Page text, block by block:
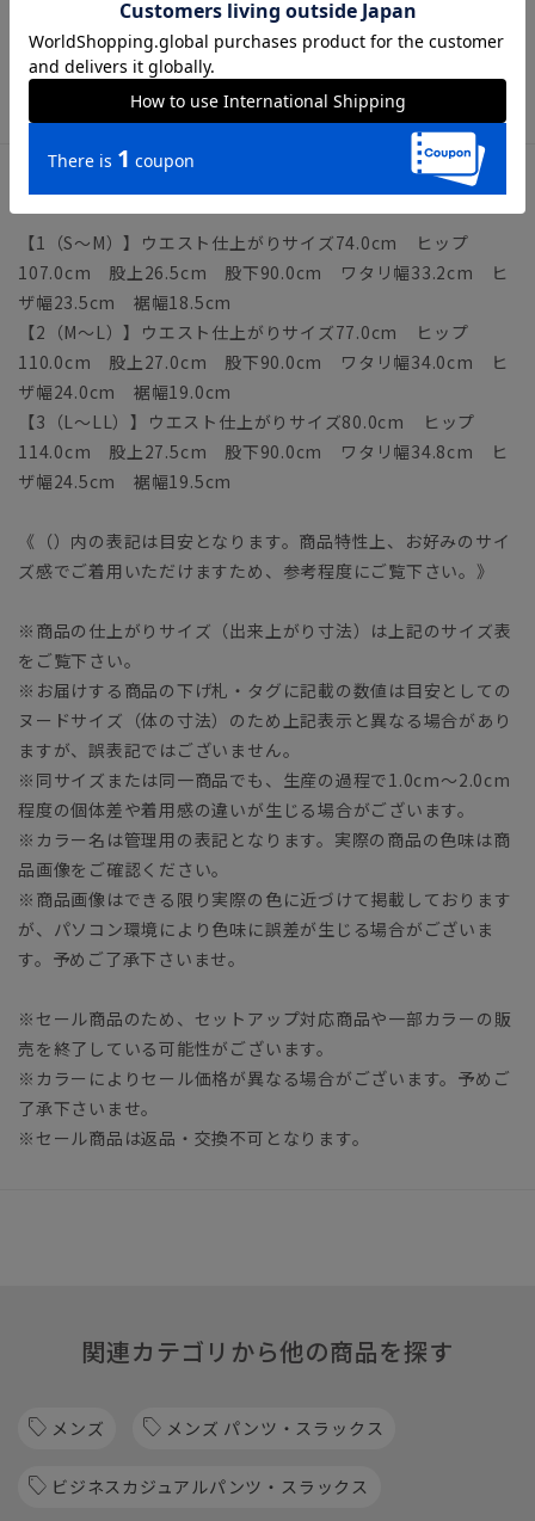
【洗濯表示】ドライクリーニング・家庭洗濯可《洗濯機可（ネ
ット使用・弱水流）》
ウォッシャブル商品のお取扱いについて
サイズ詳細
【1（S～M）】ウエスト仕上がりサイズ74.0cm ヒップ
107.0cm 股上26.5cm 股下90.0cm ワタリ幅33.2cm ヒ
ザ幅23.5cm 裾幅18.5cm
【2（M～L）】ウエスト仕上がりサイズ77.0cm ヒップ
110.0cm 股上27.0cm 股下90.0cm ワタリ幅34.0cm ヒ
ザ幅24.0cm 裾幅19.0cm
【3（L～LL）】ウエスト仕上がりサイズ80.0cm ヒップ
114.0cm 股上27.5cm 股下90.0cm ワタリ幅34.8cm ヒ
ザ幅24.5cm 裾幅19.5cm
《（）内の表記は目安となります。商品特性上、お好みのサイ
ズ感でご着用いただけますため、参考程度にご覧下さい。》
※商品の仕上がりサイズ（出来上がり寸法）は上記のサイズ表
をご覧下さい。
※お届けする商品の下げ札・タグに記載の数値は目安としての
ヌードサイズ（体の寸法）のため上記表示と異なる場合があり
ますが、誤表記ではございません。
※同サイズまたは同一商品でも、生産の過程で1.0cm～2.0cm
程度の個体差や着用感の違いが生じる場合がございます。
※カラー名は管理用の表記となります。実際の商品の色味は商
品画像をご確認ください。
※商品画像はできる限り実際の色に近づけて掲載しております
が、パソコン環境により色味に誤差が生じる場合がございま
す。予めご了承下さいませ。
※セール商品のため、セットアップ対応商品や一部カラーの販
売を終了している可能性がございます。
※カラーによりセール価格が異なる場合がございます。予めご
了承下さいませ。
※セール商品は返品・交換不可となります。
関連カテゴリから他の商品を探す
メンズ メンズ パンツ・スラックス
ビジネスカジュアルパンツ・スラックス